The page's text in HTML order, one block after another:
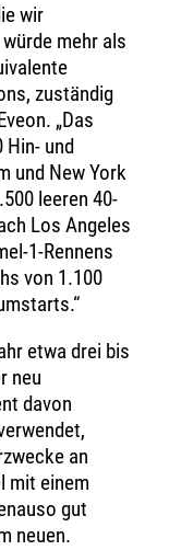
wir
mehr als
zuständig
„Das
Hin- und
und New York
leeren 40-
Los Angeles
1-Rennens
von 1.100
etwa drei bis
neu
davon
an
mit einem
gut
neuen.